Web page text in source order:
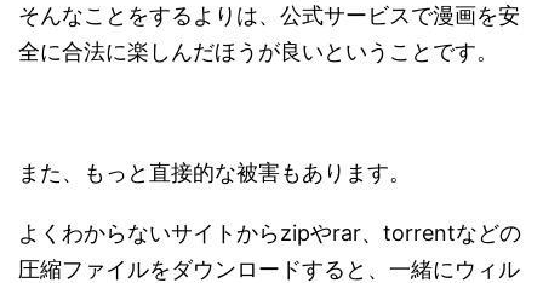
そんなことをするよりは、公式サービスで漫画を安
全に合法に楽しんだほうが良いということです。
また、もっと直接的な被害もあります。
よくわからないサイトからzipやrar、torrentなどの
圧縮ファイルをダウンロードすると、一緒にウィル